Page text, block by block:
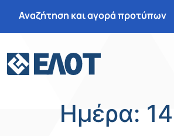
Αναζήτηση και αγορά προτύπων
Ημέρα: